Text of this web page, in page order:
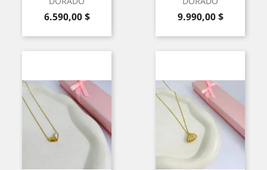
Precio
6.590,00 $ Precio
9.990,00 $